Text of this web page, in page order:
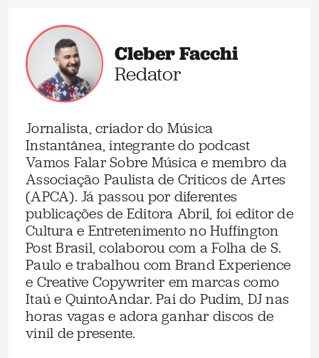
Cleber Facchi
Redator
Jornalista, criador do Música
Instantânea, integrante do podcast
Vamos Falar Sobre Música e membro da
Associação Paulista de Críticos de Artes
(APCA). Já passou por diferentes
publicações de Editora Abril, foi editor de
Cultura e Entretenimento no Huffington
Post Brasil, colaborou com a Folha de S.
Paulo e trabalhou com Brand Experience
e Creative Copywriter em marcas como
Itaú e QuintoAndar. Pai do Pudim, DJ nas
horas vagas e adora ganhar discos de
vinil de presente.